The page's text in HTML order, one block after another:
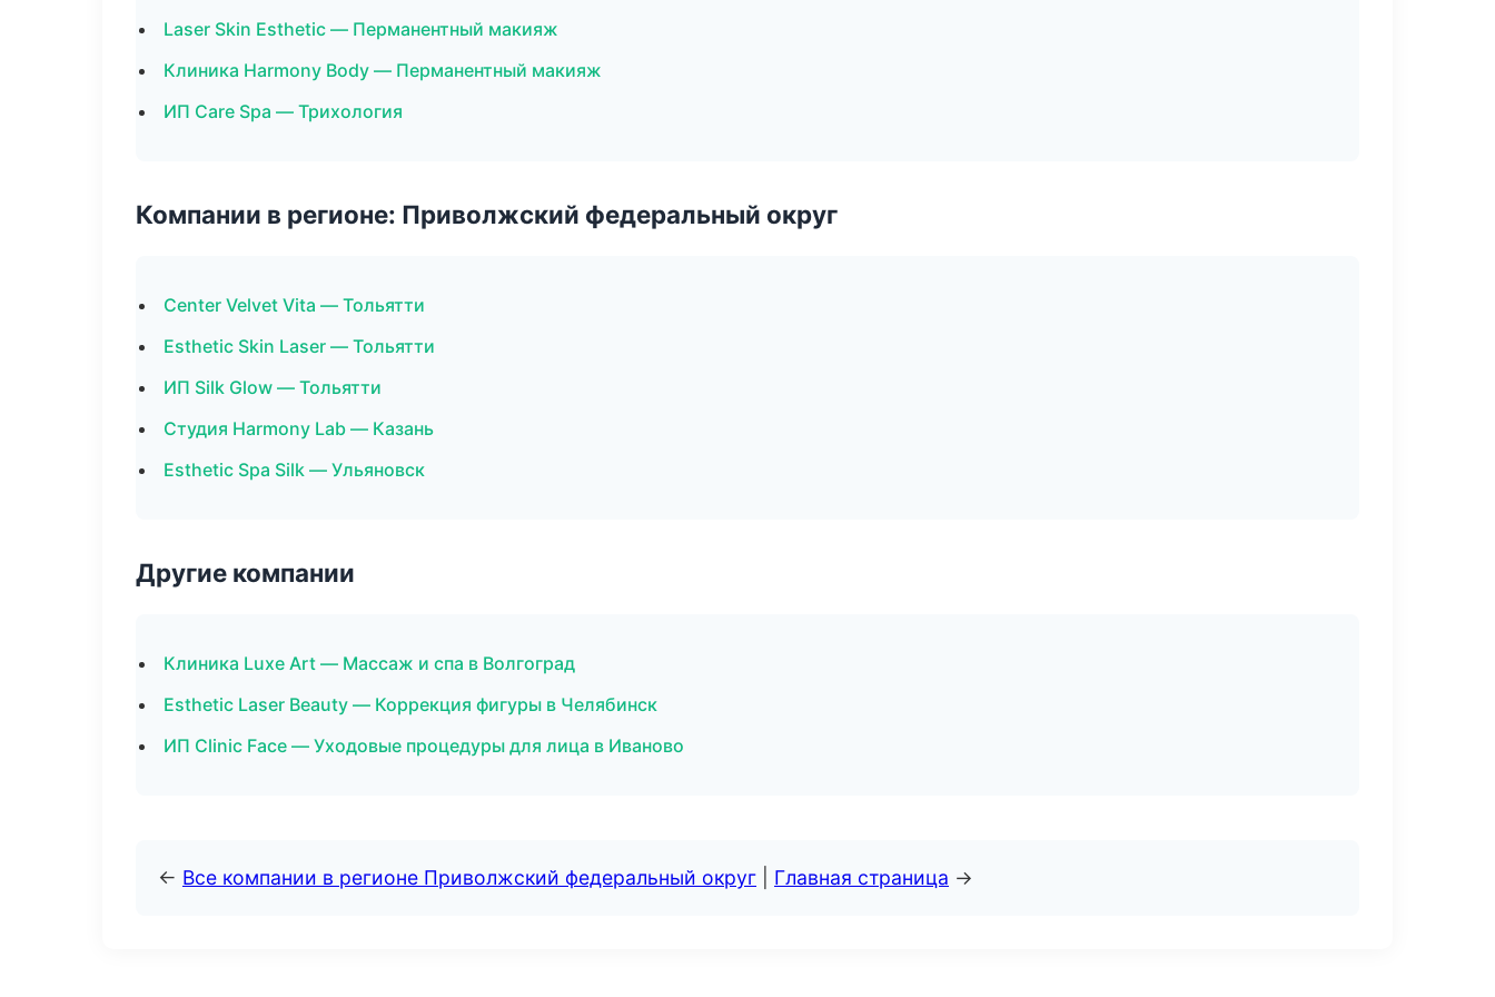
Laser Skin Esthetic — Перманентный макияж
Клиника Harmony Body — Перманентный макияж
ИП Care Spa — Трихология
Компании в регионе: Приволжский федеральный округ
Center Velvet Vita — Тольятти
Esthetic Skin Laser — Тольятти
ИП Silk Glow — Тольятти
Студия Harmony Lab — Казань
Esthetic Spa Silk — Ульяновск
Другие компании
Клиника Luxe Art — Массаж и спа в Волгоград
Esthetic Laser Beauty — Коррекция фигуры в Челябинск
ИП Clinic Face — Уходовые процедуры для лица в Иваново
← Все компании в регионе Приволжский федеральный округ Главная страница →